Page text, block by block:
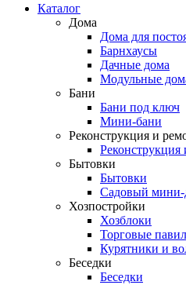
Каталог
Дома
Дома для
Барнхаусы
Дачные дома
Модульные
Бани
Бани под ключ
Мини-бани
Реконструкция и
Реконструкция
Бытовки
Бытовки
Садовый
Хозпостройки
Хозблоки
Торговые
Курятники и
Беседки
Беседки